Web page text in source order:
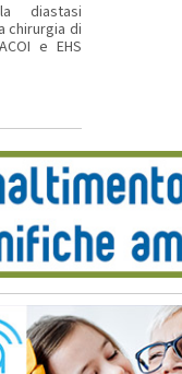
diastasi
chirurgia di
e EHS